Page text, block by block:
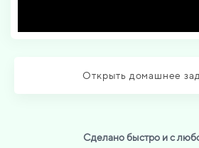
Открыть домашнее
Сделано быстро и с